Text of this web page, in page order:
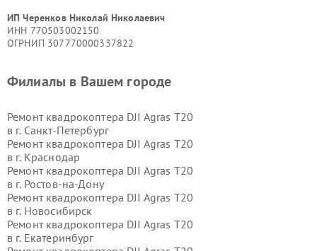
ИП Черенков Николай Николаевич
ИНН 770503002150
ОГРНИП 307770000337822
Филиалы в Вашем городе
Ремонт квадрокоптера DJI Agras T20
в г. Санкт-Петербург
Ремонт квадрокоптера DJI Agras T20
в г. Краснодар
Ремонт квадрокоптера DJI Agras T20
в г. Ростов-на-Дону
Ремонт квадрокоптера DJI Agras T20
в г. Новосибирск
Ремонт квадрокоптера DJI Agras T20
в г. Екатеринбург